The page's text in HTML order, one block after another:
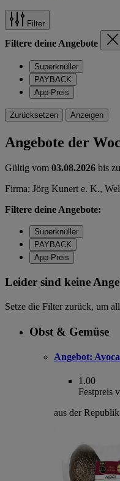
Filter
Filtere deine Angebote
Superknüller
PAYBACK
App-Preis
Zurücksetzen Anzeigen
Angebote der
Gültig vom 03.08.2026 bis
Firma: Jörg Kunert e. K.,
Filtere deine Angebote:
Superknüller
PAYBACK
App-Preis
Leider sind keine
Setze die Filter zurück, um
Obst & Gemüse
Angebot:
1.00
Festpreis
aus der